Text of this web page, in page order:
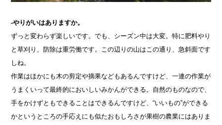
-やりがいはありますか。
ずっと変わらず楽しいです。でも、シーズン中は大変。特に肥料やり
と草刈り、防除は重労働です。この辺りの山はこの通り、急斜面です
しね。
作業はほかにも木の剪定や摘果などもあるんですけど、一連の作業が
うまくいって最終的においしいみかんができる。自然のものなので、
手をかけずともできることはできるんですけど、“いいもの”ができる
かというところの手応えにも似たおもしろさが果樹の農業にはありま